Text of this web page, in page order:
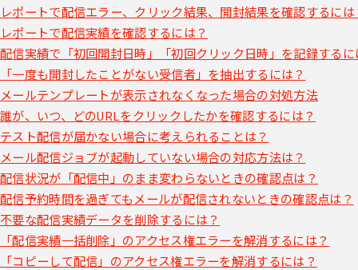
レポートで配信エラー、クリック結果、開封結果を確認するには
レポートで配信実績を確認するには？
配信実績で「初回開封日時」「初回クリック日時」を記録するに
「一度も開封したことがない受信者」を抽出するには？
メールテンプレートが表示されなくなった場合の対処方法
誰が、いつ、どのURLをクリックしたかを確認するには？
テスト配信が届かない場合に考えられることは？
メール配信ジョブが起動していない場合の対応方法は？
配信状況が「配信中」のまま変わらないときの確認点は？
配信予約時間を過ぎてもメールが配信されないときの確認点は？
不要な配信実績データを削除するには？
「配信実績一括削除」のアクセス権エラーを解消するには？
「コピーして配信」のアクセス権エラーを解消するには？